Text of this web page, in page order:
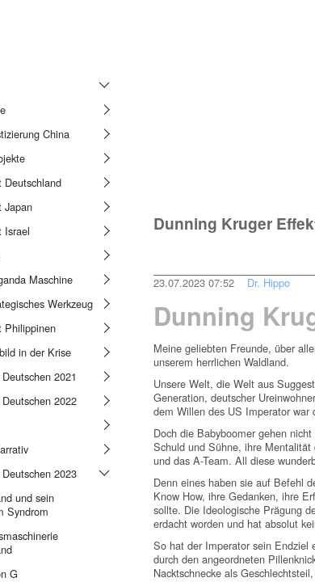
China
Japan
Israel
Maschine
Werkzeug
Philippinen
in der Krise
2021
2022
2023
und sein
Syndrom
G
Dunning Kruger
23.07.2023 07:52 Dr. Hippo
Dunning
Meine geliebten Freunde, über
unserem herrlichen Waldland.
Unsere Welt, die Welt aus
Generation, deutscher
dem Willen des US Imperator war
Doch die Babyboomer gehen
Schuld und Sühne, ihre
und das A-Team. All diese
Denn eines haben sie auf Befehl
Know How, ihre Gedanken, ihre
sollte. Die Ideologische Prägung
erdacht worden und hat absolut
So hat der Imperator sein Endziel
durch den angeordneten
Nacktschnecke als